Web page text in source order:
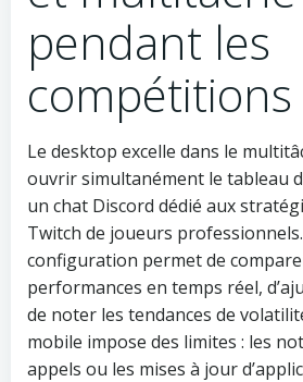
pendant les
compétitions
Le desktop excelle dans le
ouvrir simultanément le tableau
un chat Discord dédié aux
Twitch de joueurs
configuration permet de
performances en temps réel,
de noter les tendances de
mobile impose des limites : les
appels ou les mises à jour